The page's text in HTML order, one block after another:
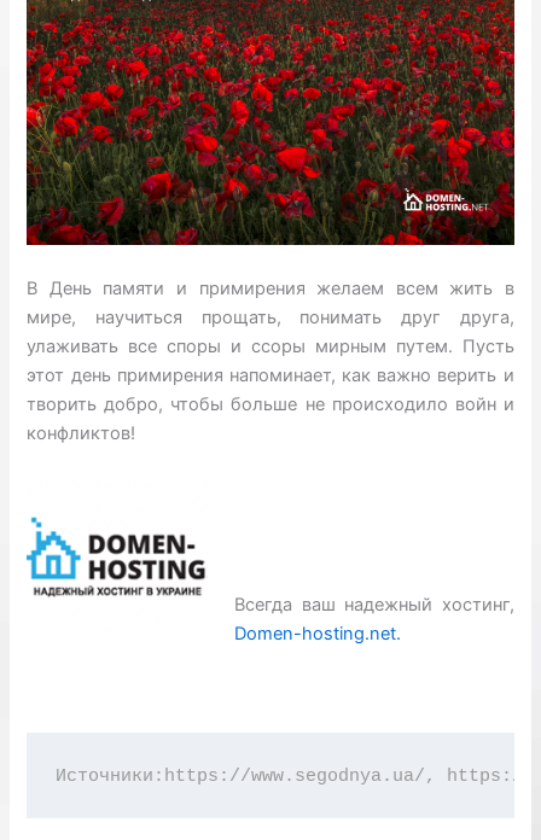
В День памяти и примирения желаем всем жить в
мире, научиться прощать, понимать друг друга,
улаживать все споры и ссоры мирным путем. Пусть
этот день примирения напоминает, как важно верить и
творить добро, чтобы больше не происходило войн и
конфликтов!
Всегда ваш надежный хостинг,
Domen-hosting.net.
Источники:https://www.segodnya.ua/,